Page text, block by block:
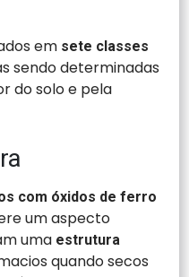
em sete classes
sendo determinadas
do solo e pela
com óxidos de ferro
um aspecto
uma estrutura
quando secos